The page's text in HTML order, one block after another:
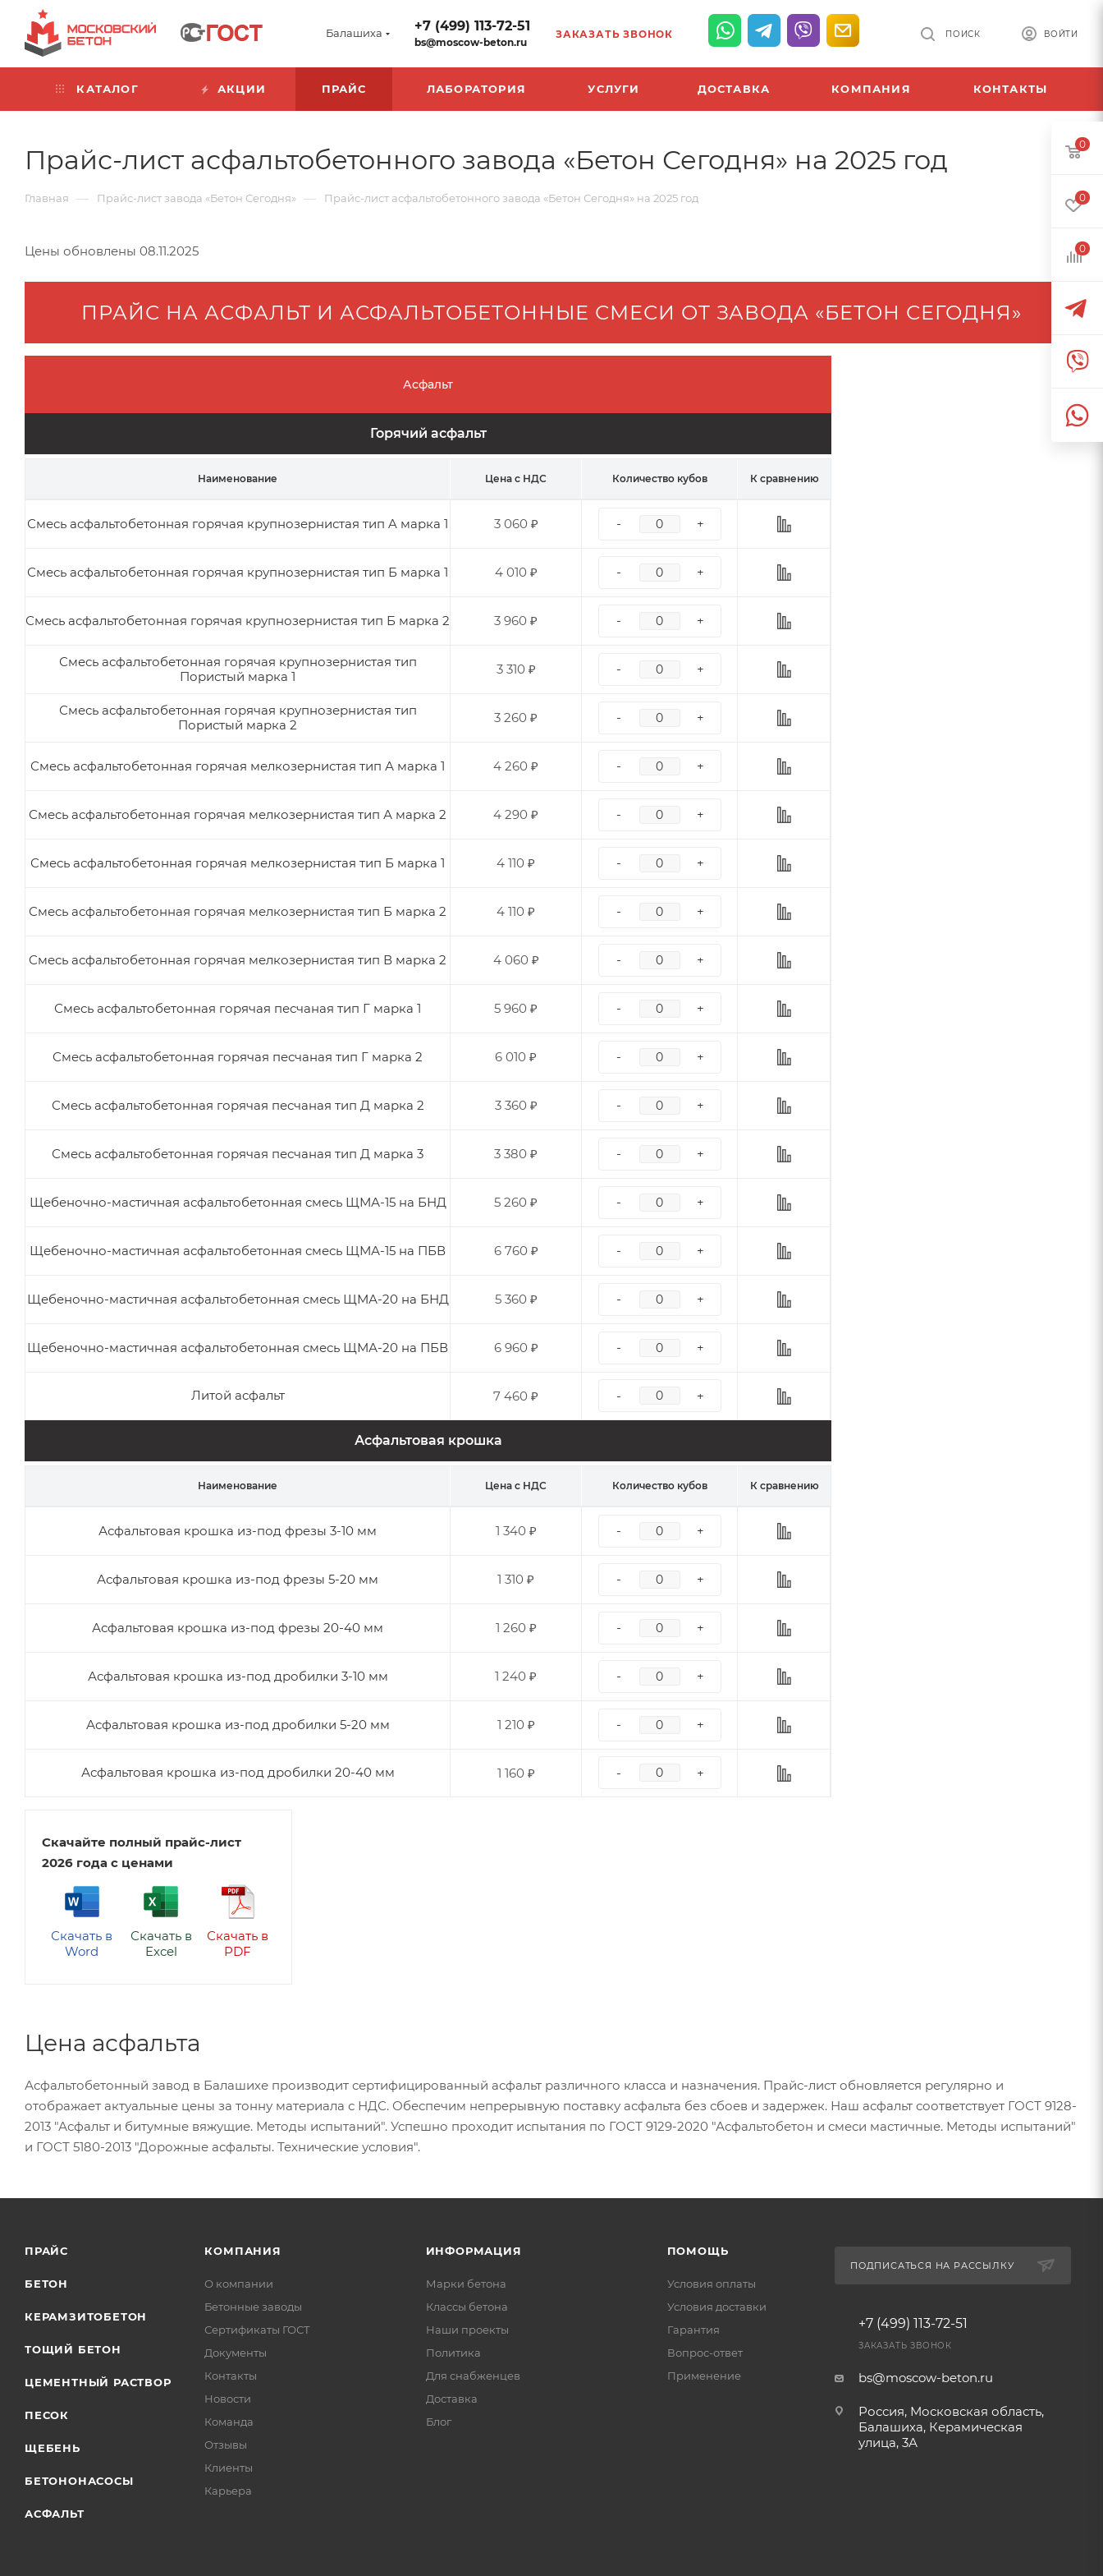
Балашиха +7 (499) 113-72-51
bs@moscow-beton.ru
ЗАКАЗАТЬ ЗВОНОК ВОЙТИ
ПОИСК
КАТАЛОГ АКЦИИ ПРАЙС ЛАБОРАТОРИЯ УСЛУГИ ДОСТАВКА КОМПАНИЯ КОНТАКТЫ
Прайс-лист асфальтобетонного завода «Бетон Сегодня» на 2025 год
Главная — Прайс-лист завода «Бетон Сегодня» — Прайс-лист асфальтобетонного завода «Бетон Сегодня» на 2025 год
Цены обновлены 08.11.2025
ПРАЙС НА АСФАЛЬТ И АСФАЛЬТОБЕТОННЫЕ СМЕСИ ОТ ЗАВОДА «БЕТОН СЕГОДНЯ»
Асфальт
Горячий асфальт
Наименование Цена с НДС Количество кубов К сравнению
Смесь асфальтобетонная горячая крупнозернистая тип A марка 1 3 060 ₽ - +
Смесь асфальтобетонная горячая крупнозернистая тип Б марка 1 4 010 ₽ - +
Смесь асфальтобетонная горячая крупнозернистая тип Б марка 2 3 960 ₽ - +
Смесь асфальтобетонная горячая крупнозернистая тип
Пористый марка 1
3 310 ₽ - +
Смесь асфальтобетонная горячая крупнозернистая тип
Пористый марка 2
3 260 ₽ - +
Смесь асфальтобетонная горячая мелкозернистая тип А марка 1 4 260 ₽ - +
Смесь асфальтобетонная горячая мелкозернистая тип А марка 2 4 290 ₽ - +
Смесь асфальтобетонная горячая мелкозернистая тип Б марка 1 4 110 ₽ - +
Смесь асфальтобетонная горячая мелкозернистая тип Б марка 2 4 110 ₽ - +
Смесь асфальтобетонная горячая мелкозернистая тип В марка 2 4 060 ₽ - +
Смесь асфальтобетонная горячая песчаная тип Г марка 1 5 960 ₽ - +
Смесь асфальтобетонная горячая песчаная тип Г марка 2 6 010 ₽ - +
Смесь асфальтобетонная горячая песчаная тип Д марка 2 3 360 ₽ - +
Смесь асфальтобетонная горячая песчаная тип Д марка 3 3 380 ₽ - +
Щебеночно-мастичная асфальтобетонная смесь ЩМА-15 на БНД 5 260 ₽ - +
Щебеночно-мастичная асфальтобетонная смесь ЩМА-15 на ПБВ 6 760 ₽ - +
Щебеночно-мастичная асфальтобетонная смесь ЩМА-20 на БНД 5 360 ₽ - +
Щебеночно-мастичная асфальтобетонная смесь ЩМА-20 на ПБВ 6 960 ₽ - +
Литой асфальт 7 460 ₽ - +
Асфальтовая крошка
Наименование Цена с НДС Количество кубов К сравнению
Асфальтовая крошка из-под фрезы 3-10 мм 1 340 ₽ - +
Асфальтовая крошка из-под фрезы 5-20 мм 1 310 ₽ - +
Асфальтовая крошка из-под фрезы 20-40 мм 1 260 ₽ - +
Асфальтовая крошка из-под дробилки 3-10 мм 1 240 ₽ - +
Асфальтовая крошка из-под дробилки 5-20 мм 1 210 ₽ - +
Асфальтовая крошка из-под дробилки 20-40 мм 1 160 ₽ - +
Скачайте полный прайс-лист
2026 года с ценами
Скачать в
Word
Скачать в
Excel
Скачать в
PDF
Цена асфальта
Асфальтобетонный завод в Балашихе производит сертифицированный асфальт различного класса и назначения. Прайс-лист обновляется регулярно и
отображает актуальные цены за тонну материала с НДС. Обеспечим непрерывную поставку асфальта без сбоев и задержек. Наш асфальт соответствует ГОСТ 9128-
2013 "Асфальт и битумные вяжущие. Методы испытаний". Успешно проходит испытания по ГОСТ 9129-2020 "Асфальтобетон и смеси мастичные. Методы испытаний"
и ГОСТ 5180-2013 "Дорожные асфальты. Технические условия".
ПРАЙС
БЕТОН
КЕРАМЗИТОБЕТОН
ТОЩИЙ БЕТОН
ЦЕМЕНТНЫЙ РАСТВОР
ПЕСОК
ЩЕБЕНЬ
БЕТОНОНАСОСЫ
АСФАЛЬТ
КОМПАНИЯ
О компании
Бетонные заводы
Сертификаты ГОСТ
Документы
Контакты
Новости
Команда
Отзывы
Клиенты
Карьера
ИНФОРМАЦИЯ
Марки бетона
Классы бетона
Наши проекты
Политика
Для снабженцев
Доставка
Блог
ПОМОЩЬ
Условия оплаты
Условия доставки
Гарантия
Вопрос-ответ
Применение
ПОДПИСАТЬСЯ НА РАССЫЛКУ
+7 (499) 113-72-51
ЗАКАЗАТЬ ЗВОНОК
bs@moscow-beton.ru
Россия, Московская область,
Балашиха, Керамическая
улица, 3А
0
0
0